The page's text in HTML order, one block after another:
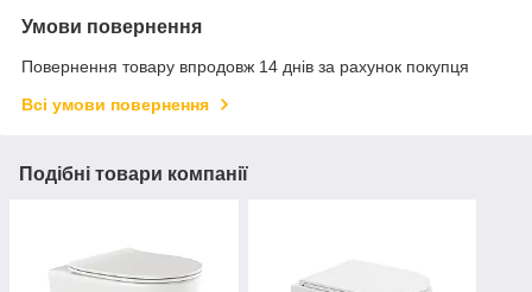
Умови повернення
Повернення товару впродовж 14 днів за рахунок покупця
Всі умови повернення
Подібні товари компанії